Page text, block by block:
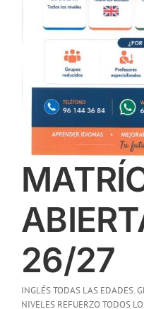
26/27
INGLÉS TODAS LAS EDADES.
NIVELES REFUERZO TODOS